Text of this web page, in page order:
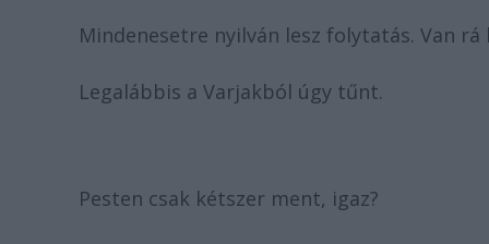
Mindenesetre nyilván lesz folytatás. Van rá
Legalábbis a Varjakból úgy tűnt.
Pesten csak kétszer ment, igaz?